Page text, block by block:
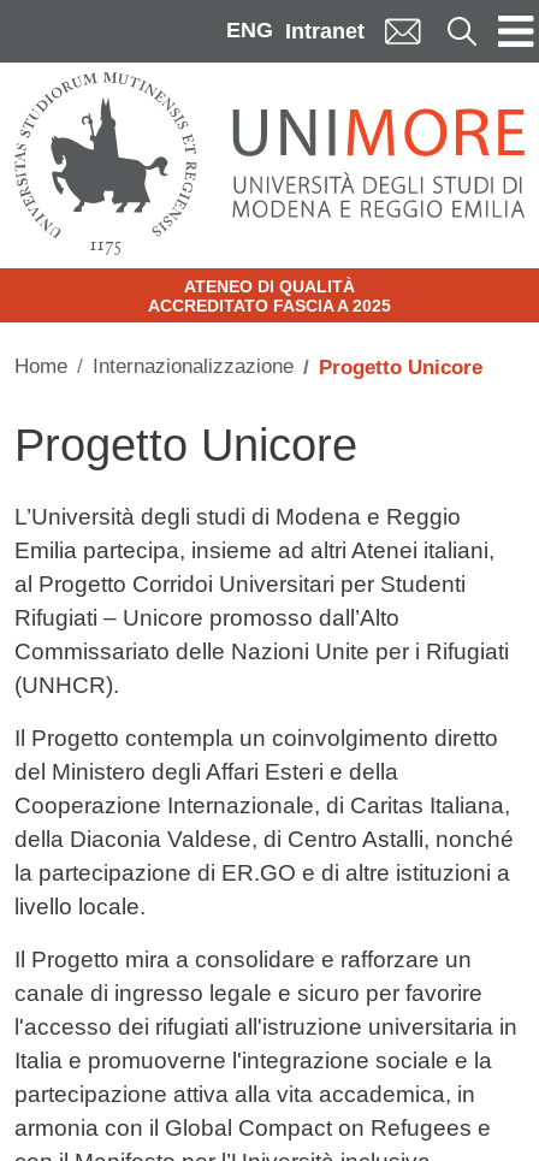
ENG Intranet Cerca
ATENEO DI QUALITÀ
ACCREDITATO FASCIA A 2025
Home Internazionalizzazione Progetto Unicore
Progetto Unicore
Contenuto
L’Università degli studi di Modena e Reggio
Emilia partecipa, insieme ad altri Atenei italiani,
al Progetto Corridoi Universitari per Studenti
Rifugiati – Unicore promosso dall’Alto
Commissariato delle Nazioni Unite per i Rifugiati
(UNHCR).
Il Progetto contempla un coinvolgimento diretto
del Ministero degli Affari Esteri e della
Cooperazione Internazionale, di Caritas Italiana,
della Diaconia Valdese, di Centro Astalli, nonché
la partecipazione di ER.GO e di altre istituzioni a
livello locale.
Il Progetto mira a consolidare e rafforzare un
canale di ingresso legale e sicuro per favorire
l'accesso dei rifugiati all'istruzione universitaria in
Italia e promuoverne l'integrazione sociale e la
partecipazione attiva alla vita accademica, in
armonia con il Global Compact on Refugees e